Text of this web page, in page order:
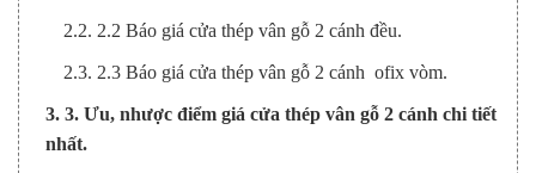
2.2. 2.2 Báo giá cửa thép vân gỗ 2 cánh đều.
2.3. 2.3 Báo giá cửa thép vân gỗ 2 cánh ofix vòm.
3. 3. Ưu, nhược điểm giá cửa thép vân gỗ 2 cánh chi tiết
nhất.